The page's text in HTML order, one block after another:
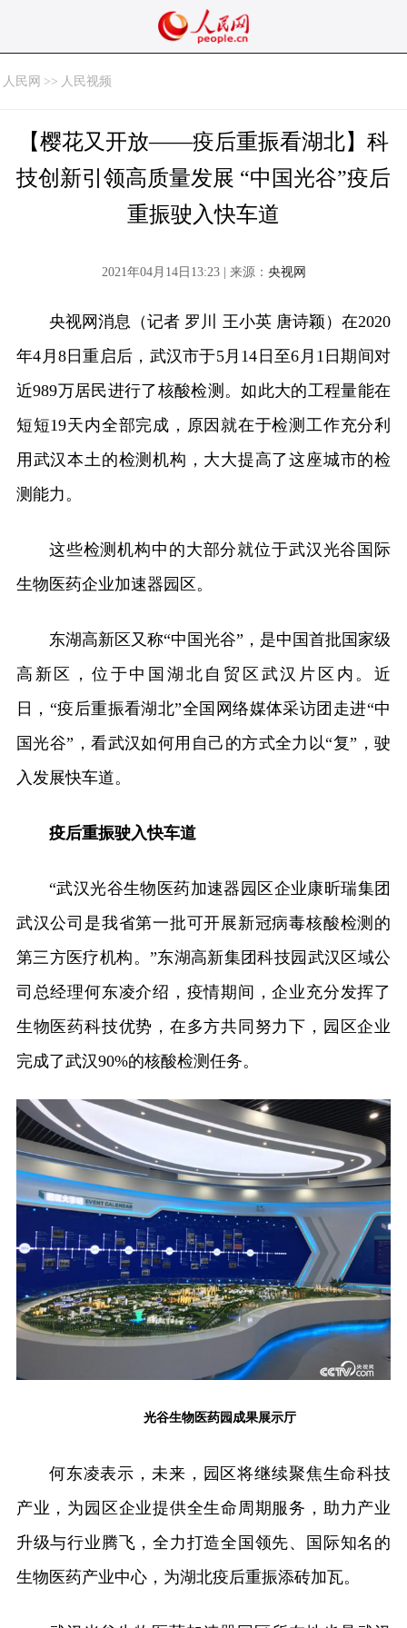
人民网 >> 人民视频
【樱花又开放——疫后重振看湖北】科
技创新引领高质量发展 “中国光谷”疫后
重振驶入快车道
2021年04月14日13:23 | 来源： 央视网
央视网消息（记者 罗川 王小英 唐诗颖）在2020
年4月8日重启后，武汉市于5月14日至6月1日期间对
近989万居民进行了核酸检测。如此大的工程量能在
短短19天内全部完成，原因就在于检测工作充分利
用武汉本土的检测机构，大大提高了这座城市的检
测能力。
这些检测机构中的大部分就位于武汉光谷国际
生物医药企业加速器园区。
东湖高新区又称“中国光谷”，是中国首批国家级
高新区，位于中国湖北自贸区武汉片区内。近
日，“疫后重振看湖北”全国网络媒体采访团走进“中
国光谷”，看武汉如何用自己的方式全力以“复”，驶
入发展快车道。
疫后重振驶入快车道
“武汉光谷生物医药加速器园区企业康昕瑞集团
武汉公司是我省第一批可开展新冠病毒核酸检测的
第三方医疗机构。”东湖高新集团科技园武汉区域公
司总经理何东凌介绍，疫情期间，企业充分发挥了
生物医药科技优势，在多方共同努力下，园区企业
完成了武汉90%的核酸检测任务。
光谷生物医药园成果展示厅
何东凌表示，未来，园区将继续聚焦生命科技
产业，为园区企业提供全生命周期服务，助力产业
升级与行业腾飞，全力打造全国领先、国际知名的
生物医药产业中心，为湖北疫后重振添砖加瓦。